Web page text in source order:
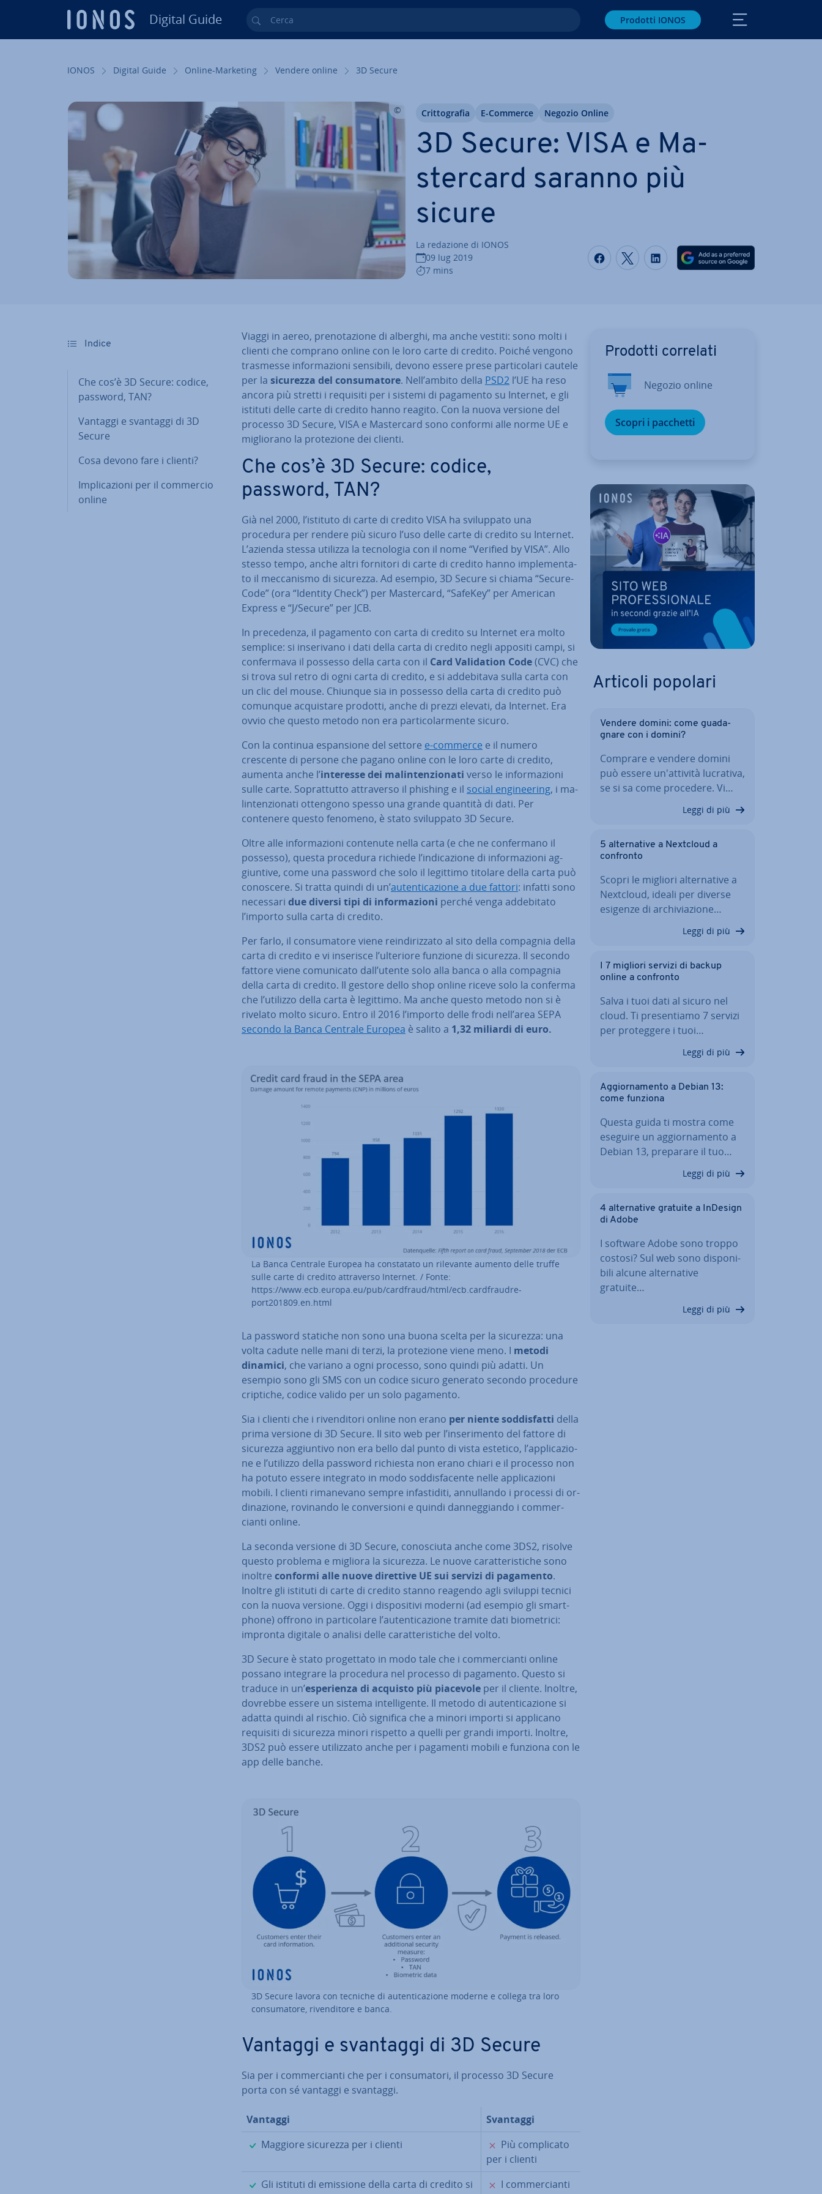
Digital Guide Cerca Prodotti IONOS
IONOS Digital Guide Online-Marketing Vendere online 3D Secure
3D Secure: VISA e Ma­
ster­card saranno più
sicure
La redazione di IONOS
09 lug 2019
7 mins
Condividi via Facebook
Condividi via Twitter
Condividi via LinkedIN
Crit­to­gra­fia E-Commerce Negozio Online
Indice
Che cos’è 3D Secure: codice,
password, TAN?
Vantaggi e svantaggi di 3D
Secure
Cosa devono fare i clienti?
Im­pli­ca­zio­ni per il commercio
online
Viaggi in aereo, pre­no­ta­zio­ne di alberghi, ma anche vestiti: sono molti i
clienti che comprano online con le loro carte di credito. Poiché vengono
trasmesse in­for­ma­zio­ni sensibili, devono essere prese par­ti­co­la­ri cautele
per la sicurezza del con­su­ma­to­re. Nell’ambito della PSD2 l’UE ha reso
ancora più stretti i requisiti per i sistemi di pagamento su Internet, e gli
istituti delle carte di credito hanno reagito. Con la nuova versione del
processo 3D Secure, VISA e Ma­ster­card sono conformi alle norme UE e
mi­glio­ra­no la pro­te­zio­ne dei clienti.
Che cos’è 3D Secure: codice,
password, TAN?
Già nel 2000, l’istituto di carte di credito VISA ha svi­lup­pa­to una
procedura per rendere più sicuro l’uso delle carte di credito su Internet.
L’azienda stessa utilizza la tec­no­lo­gia con il nome “Verified by VISA”. Allo
stesso tempo, anche altri fornitori di carte di credito hanno im­ple­men­ta­
to il mec­ca­ni­smo di sicurezza. Ad esempio, 3D Secure si chiama “Se­cu­re­
Co­de” (ora “Identity Check”) per Ma­ster­card, “SafeKey” per American
Express e “J/Secure” per JCB.
In pre­ce­den­za, il pagamento con carta di credito su Internet era molto
semplice: si in­se­ri­va­no i dati della carta di credito negli appositi campi, si
con­fer­ma­va il possesso della carta con il Card Va­li­da­tion Code(CVC) che
si trova sul retro di ogni carta di credito, e si ad­de­bi­ta­va sulla carta con
un clic del mouse. Chiunque sia in possesso della carta di credito può
comunque ac­qui­sta­re prodotti, anche di prezzi elevati, da Internet. Era
ovvio che questo metodo non era par­ti­co­lar­men­te sicuro.
Con la continua espan­sio­ne del settore e-commerce e il numero
crescente di persone che pagano online con le loro carte di credito,
aumenta anche l’interesse dei ma­lin­ten­zio­na­ti verso le in­for­ma­zio­ni
sulle carte. So­prat­tut­to at­tra­ver­so il phishing e il social en­gi­nee­ring, i ma­
lin­ten­zio­na­ti ottengono spesso una grande quantità di dati. Per
contenere questo fenomeno, è stato svi­lup­pa­to 3D Secure.
Oltre alle in­for­ma­zio­ni contenute nella carta (e che ne con­fer­ma­no il
possesso), questa procedura richiede l’in­di­ca­zio­ne di in­for­ma­zio­ni ag­
giun­ti­ve, come una password che solo il legittimo titolare della carta può
conoscere. Si tratta quindi di un’au­ten­ti­ca­zio­ne a due fattori: infatti sono
necessari due diversi tipi di in­for­ma­zio­ni perché venga ad­de­bi­ta­to
l’importo sulla carta di credito.
Per farlo, il con­su­ma­to­re viene rein­di­riz­za­to al sito della compagnia della
carta di credito e vi inserisce l’ulteriore funzione di sicurezza. Il secondo
fattore viene co­mu­ni­ca­to dall’utente solo alla banca o alla compagnia
della carta di credito. Il gestore dello shop online riceve solo la conferma
che l’utilizzo della carta è legittimo. Ma anche questo metodo non si è
rivelato molto sicuro. Entro il 2016 l’importo delle frodi nell’area SEPA
secondo la Banca Centrale Europea è salito a 1,32 miliardi di euro.
La Banca Centrale Europea ha con­sta­ta­to un rilevante aumento delle truffe
sulle carte di credito at­tra­ver­so Internet. / Fonte:
https://www.ecb.europa.eu/pub/cardfraud/html/ecb.car­d­frau­dre­
port201809.en.html
La password statiche non sono una buona scelta per la sicurezza: una
volta cadute nelle mani di terzi, la pro­te­zio­ne viene meno. I metodi
dinamici, che variano a ogni processo, sono quindi più adatti. Un
esempio sono gli SMS con un codice sicuro generato secondo procedure
criptiche, codice valido per un solo pagamento.
Sia i clienti che i ri­ven­di­to­ri online non erano per niente sod­di­sfat­ti della
prima versione di 3D Secure. Il sito web per l’in­se­ri­men­to del fattore di
sicurezza ag­giun­ti­vo non era bello dal punto di vista estetico, l’ap­pli­ca­zio­
ne e l’utilizzo della password richiesta non erano chiari e il processo non
ha potuto essere integrato in modo sod­di­sfa­cen­te nelle ap­pli­ca­zio­ni
mobili. I clienti ri­ma­ne­va­no sempre in­fa­sti­di­ti, an­nul­lan­do i processi di or­
di­na­zio­ne, rovinando le con­ver­sio­ni e quindi dan­neg­gian­do i com­mer­
cian­ti online.
La seconda versione di 3D Secure, co­no­sciu­ta anche come 3DS2, risolve
questo problema e migliora la sicurezza. Le nuove ca­rat­te­ri­sti­che sono
inoltre conformi alle nuove direttive UE sui servizi di pagamento.
Inoltre gli istituti di carte di credito stanno reagendo agli sviluppi tecnici
con la nuova versione. Oggi i di­spo­si­ti­vi moderni (ad esempio gli smart­
pho­ne) offrono in par­ti­co­la­re l’au­ten­ti­ca­zio­ne tramite dati bio­me­tri­ci:
impronta digitale o analisi delle ca­rat­te­ri­sti­che del volto.
3D Secure è stato pro­get­ta­to in modo tale che i com­mer­cian­ti online
possano integrare la procedura nel processo di pagamento. Questo si
traduce in un’espe­rien­za di acquisto più piacevole per il cliente. Inoltre,
dovrebbe essere un sistema in­tel­li­gen­te. Il metodo di au­ten­ti­ca­zio­ne si
adatta quindi al rischio. Ciò significa che a minori importi si applicano
requisiti di sicurezza minori rispetto a quelli per grandi importi. Inoltre,
3DS2 può essere uti­liz­za­to anche per i pagamenti mobili e funziona con le
app delle banche.
3D Secure lavora con tecniche di au­ten­ti­ca­zio­ne moderne e collega tra loro
con­su­ma­to­re, ri­ven­di­to­re e banca.
Vantaggi e svantaggi di 3D Secure
Sia per i com­mer­cian­ti che per i con­su­ma­to­ri, il processo 3D Secure
porta con sé vantaggi e svantaggi.
Vantaggi
Svantaggi
✓
Maggiore sicurezza per i clienti ✗
Più com­pli­ca­to
per i clienti
✓
Gli istituti di emissione della carta di credito si
✗
I com­mer­cian­ti
Prodotti correlati
Negozio online
Scopri i pacchetti
Articoli popolari
Vendere domini: come gua­da­
gna­re con i domini?
Comprare e vendere domini
può essere un'at­ti­vi­tà lucrativa,
se si sa come procedere. Vi…
Leggi di più
5 al­ter­na­ti­ve a Nextcloud a
confronto
Scopri le migliori al­ter­na­ti­ve a
Nextcloud, ideali per diverse
esigenze di ar­chi­via­zio­ne…
Leggi di più
I 7 migliori servizi di backup
online a confronto
Salva i tuoi dati al sicuro nel
cloud. Ti pre­sen­tia­mo 7 servizi
per pro­teg­ge­re i tuoi…
Leggi di più
Ag­gior­na­men­to a Debian 13:
come funziona
Questa guida ti mostra come
eseguire un ag­gior­na­men­to a
Debian 13, preparare il tuo…
Leggi di più
4 al­ter­na­ti­ve gratuite a InDesign
di Adobe
I software Adobe sono troppo
costosi? Sul web sono di­spo­ni­
bi­li alcune al­ter­na­ti­ve
gratuite…
Leggi di più